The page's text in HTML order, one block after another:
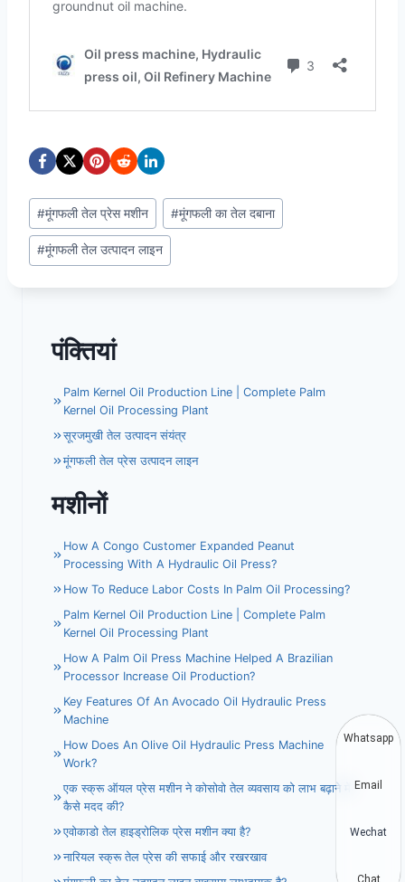
Post
Tags:
#मूंगफली तेल प्रेस मशीन #मूंगफली का तेल दबाना
#मूंगफली तेल उत्पादन लाइन
पंक्तियां
Palm Kernel Oil Production Line | Complete Palm
Kernel Oil Processing Plant
सूरजमुखी तेल उत्पादन संयंत्र
मूंगफली तेल प्रेस उत्पादन लाइन
मशीनों
How A Congo Customer Expanded Peanut
Processing With A Hydraulic Oil Press?
How To Reduce Labor Costs In Palm Oil Processing?
Palm Kernel Oil Production Line | Complete Palm
Kernel Oil Processing Plant
How A Palm Oil Press Machine Helped A Brazilian
Processor Increase Oil Production?
Key Features Of An Avocado Oil Hydraulic Press
Machine
How Does An Olive Oil Hydraulic Press Machine
Work?
एक स्क्रू ऑयल प्रेस मशीन ने कोसोवो तेल व्यवसाय को लाभ बढ़ाने में
कैसे मदद की?
एवोकाडो तेल हाइड्रोलिक प्रेस मशीन क्या है?
नारियल स्क्रू तेल प्रेस की सफाई और रखरखाव
Whatsapp
Email
Wechat
Chat